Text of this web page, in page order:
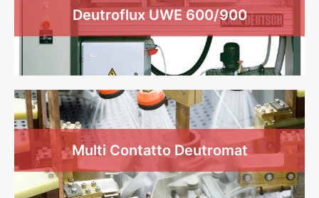
Deutroflux UWE 600/900
Multi Contatto Deutromat